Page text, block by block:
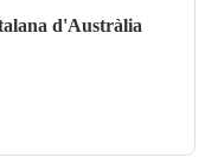
d'Austràlia